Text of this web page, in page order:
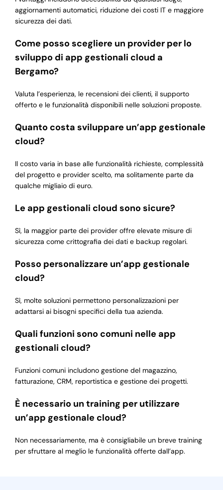
aggiornamenti automatici, riduzione dei costi IT e maggiore
sicurezza dei dati.
Come posso scegliere un provider per lo
sviluppo di app gestionali cloud a
Bergamo?
Valuta l’esperienza, le recensioni dei clienti, il supporto
offerto e le funzionalità disponibili nelle soluzioni proposte.
Quanto costa sviluppare un’app gestionale
cloud?
Il costo varia in base alle funzionalità richieste, complessità
del progetto e provider scelto, ma solitamente parte da
qualche migliaio di euro.
Le app gestionali cloud sono sicure?
Sì, la maggior parte dei provider offre elevate misure di
sicurezza come crittografia dei dati e backup regolari.
Posso personalizzare un’app gestionale
cloud?
Sì, molte soluzioni permettono personalizzazioni per
adattarsi ai bisogni specifici della tua azienda.
Quali funzioni sono comuni nelle app
gestionali cloud?
Funzioni comuni includono gestione del magazzino,
fatturazione, CRM, reportistica e gestione dei progetti.
È necessario un training per utilizzare
un’app gestionale cloud?
Non necessariamente, ma è consigliabile un breve training
per sfruttare al meglio le funzionalità offerte dall’app.